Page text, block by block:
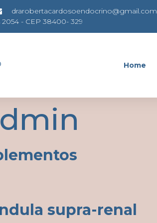
drarobertacardosoendocrino@gmail.com
- CEP 38400- 329
Home
supra-renal